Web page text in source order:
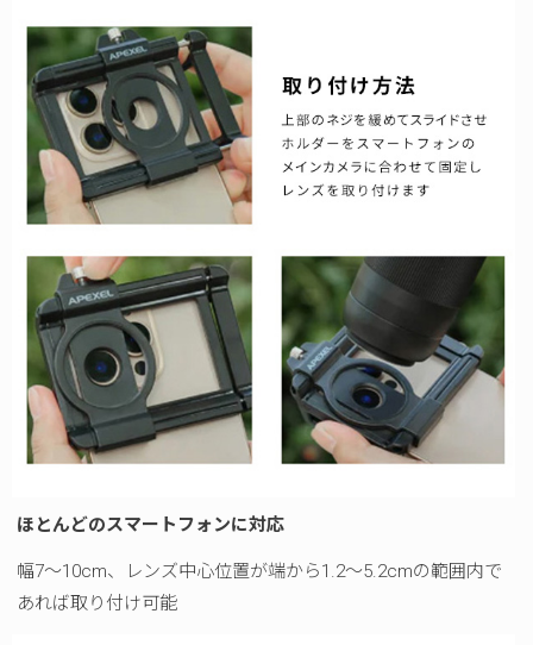
ほとんどのスマートフォンに対応
幅7～10cm、レンズ中心位置が端から1.2～5.2cmの範囲内で
あれば取り付け可能